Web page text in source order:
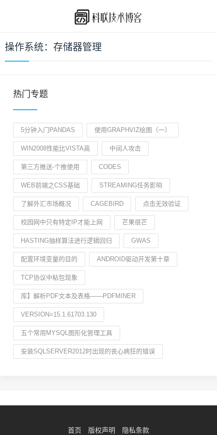
操作系统：存储器管理
热门专题
5分钟入门PANDAS 使用GRAPHVIZ绘图（一）
WIN2008性能比VISTA高 中间人攻击
第三方推送-个推使用 CODES
WEB前端之CSS基础 STREAMING任务影响
了解外汇市场概况 CAGEBIRD 点击无效验证
校园网中只有特定IP才能上网 芒果很芒
HASTING抽样算法进行逻辑回归 GWAS
配置环境变量的目的 ANDROID驱动开发第十章
TCP协议中粘包现象
库】解析PDF文本及表格——PDFMINER
VERSION=15.1.61703.130
五个常用MYSQL图形化管理工具
安装SQLSERVER2012时出现的丧心病狂的错误
首页 版权声明 隐私条款